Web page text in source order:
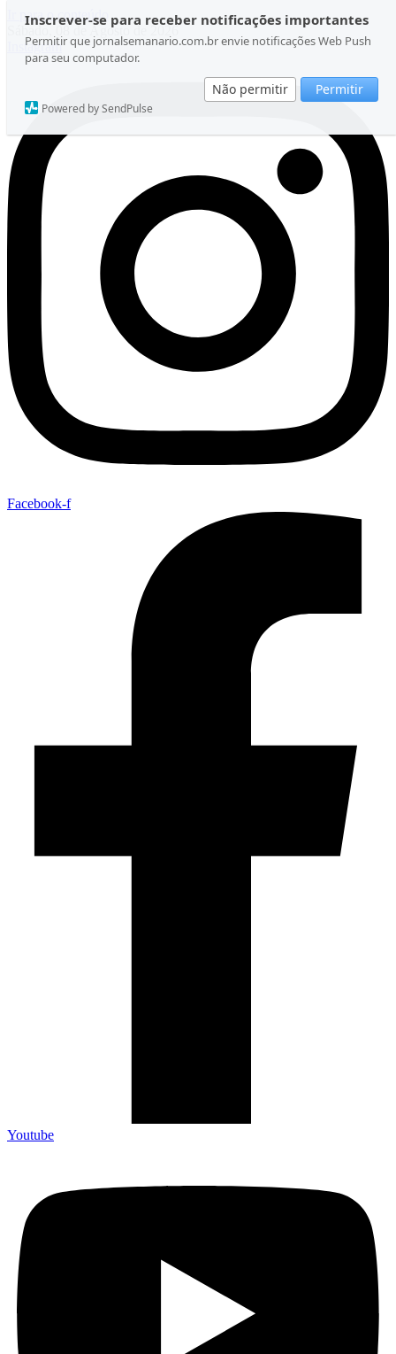
Inscrever-se para receber notificações importantes
Permitir que jornalsemanario.com.br envie notificações Web Push
para seu computador.
Não permitir Permitir
Powered by SendPulse
Ir para o conteúdo
Sábado, 08 de Agosto de 2026
Instagram
Facebook-f
Youtube